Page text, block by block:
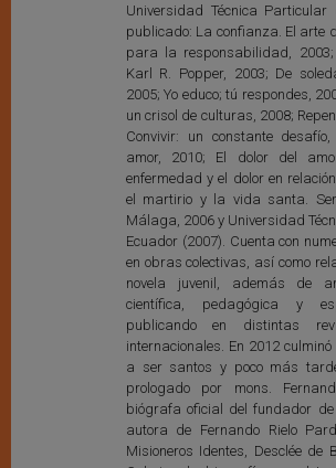
Universidad Técnica Particular
publicado: La confianza. El arte
para la responsabilidad,
Karl R. Popper, 2003; De
2005; Yo educo; tú respondes,
un crisol de culturas, 2008;
Convivir: un constante
amor, 2010; El dolor del
enfermedad y el dolor en
el martirio y la vida santa.
Málaga, 2006 y Universidad
Ecuador (2007). Cuenta con
en obras colectivas, así como
novela juvenil, además de
científica, pedagógica y
publicando en distintas
internacionales. En 2012
a ser santos y poco más
prologado por mons.
biógrafa oficial del fundador
autora de Fernando Rielo
Misioneros Identes, Desclée de